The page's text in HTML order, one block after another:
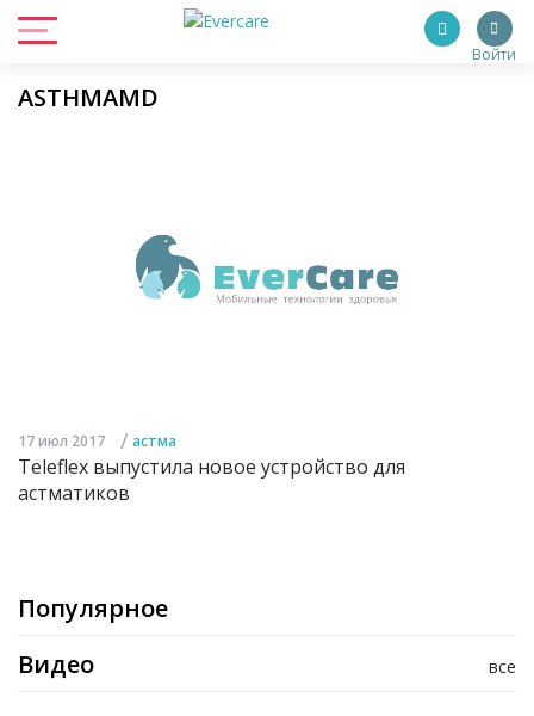
Войти
ASTHMAMD
17 июл 2017 / астма
Teleflex выпустила новое устройство для
астматиков
Популярное
все
Видео